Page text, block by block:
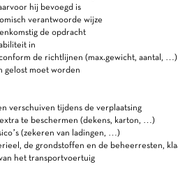
hij bevoegd is
verantwoorde wijze
de opdracht
in
de richtlijnen (max.gewicht, aantal, …)
gelost moet worden
verschuiven tijdens de verplaatsing
te beschermen (dekens, karton, …)
(zekeren van ladingen, …)
de grondstoffen en de beheerresten,
het transportvoertuig